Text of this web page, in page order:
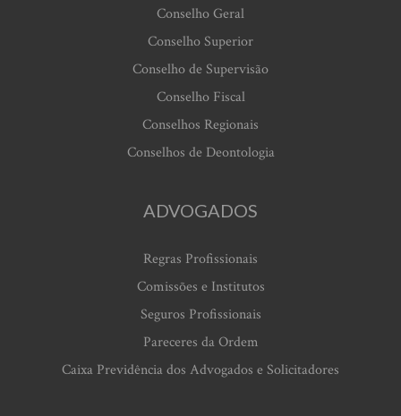
Conselho Geral
Conselho Superior
Conselho de Supervisão
Conselho Fiscal
Conselhos Regionais
Conselhos de Deontologia
ADVOGADOS
Regras Profissionais
Comissões e Institutos
Seguros Profissionais
Pareceres da Ordem
Caixa Previdência dos Advogados e Solicitadores